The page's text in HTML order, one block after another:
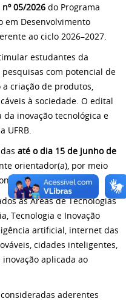
05/2026 do Programa
em Desenvolvimento
ao ciclo 2026–2027.
estudantes da
com potencial de
criação de produtos,
à sociedade. O edital
inovação tecnológica e
UFRB.
até o dia 15 de junho de
orientador(a), por meio
no edital).
às Áreas de Tecnologias
Tecnologia e Inovação
artificial, internet das
cidades inteligentes,
aplicada ao
aderentes